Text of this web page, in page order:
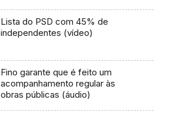
Lista do PSD com 45% de
independentes (vídeo)
Fino garante que é feito um
acompanhamento regular às
obras públicas (áudio)